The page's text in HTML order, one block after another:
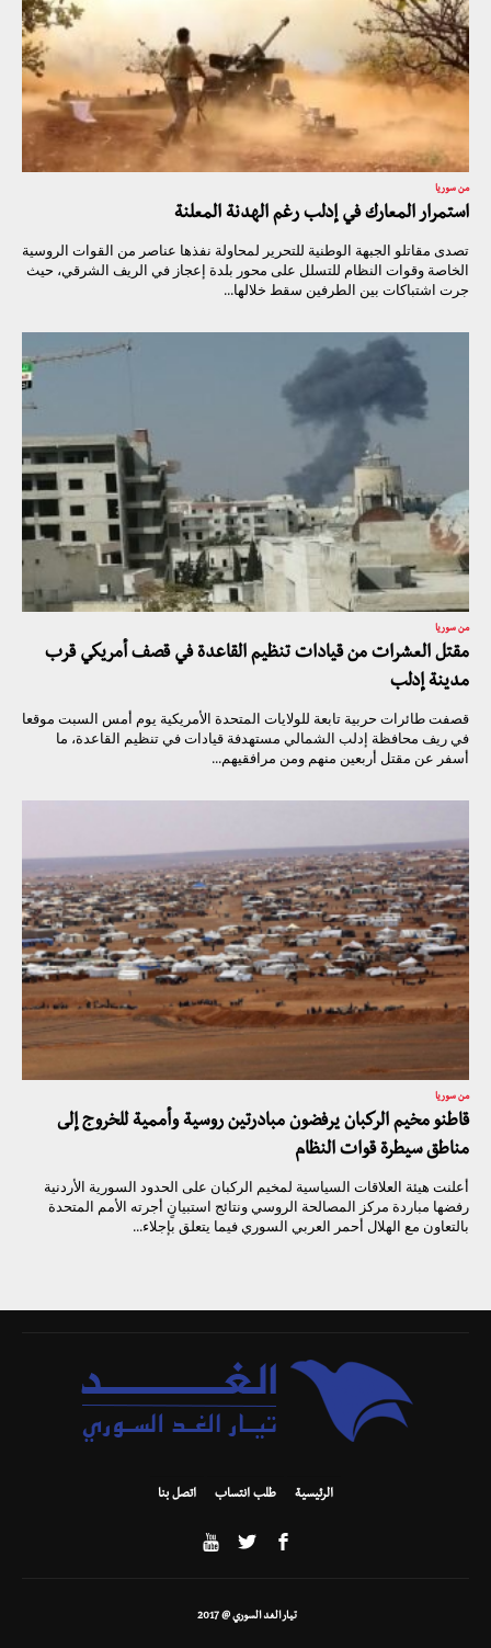
من سوريا
استمرار المعارك في إدلب رغم الهدنة المعلنة
تصدى مقاتلو الجبهة الوطنية للتحرير لمحاولة نفذها عناصر من القوات الروسية
الخاصة وقوات النظام للتسلل على محور بلدة إعجاز في الريف الشرقي، حيث
جرت اشتباكات بين الطرفين سقط خلالها...
من سوريا
مقتل العشرات من قيادات تنظيم القاعدة في قصف أمريكي قرب
مدينة إدلب
قصفت طائرات حربية تابعة للولايات المتحدة الأمريكية يوم أمس السبت موقعا
في ريف محافظة إدلب الشمالي مستهدفة قيادات في تنظيم القاعدة، ما
أسفر عن مقتل أربعين منهم ومن مرافقيهم...
من سوريا
قاطنو مخيم الركبان يرفضون مبادرتين روسية وأممية للخروج إلى
مناطق سيطرة قوات النظام
أعلنت هيئة العلاقات السياسية لمخيم الركبان على الحدود السورية الأردنية
رفضها مباردة مركز المصالحة الروسي ونتائج استبيانٍ أجرته الأمم المتحدة
بالتعاون مع الهلال أحمر العربي السوري فيما يتعلق بإجلاء...
الرئيسية طلب انتساب اتصل بنا
تيار الغد السوري @ 2017